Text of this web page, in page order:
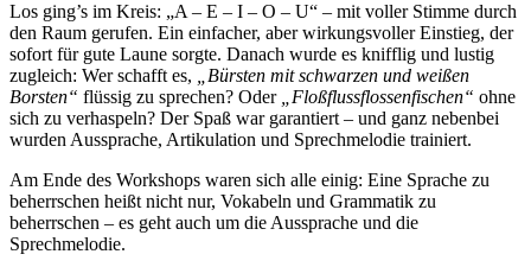
Los ging’s im Kreis: „A – E – I – O – U“ – mit voller Stimme durch
den Raum gerufen. Ein einfacher, aber wirkungsvoller Einstieg, der
sofort für gute Laune sorgte. Danach wurde es knifflig und lustig
zugleich: Wer schafft es, „Bürsten mit schwarzen und weißen
Borsten“ flüssig zu sprechen? Oder „Floßflussflossenfischen“ ohne
sich zu verhaspeln? Der Spaß war garantiert – und ganz nebenbei
wurden Aussprache, Artikulation und Sprechmelodie trainiert.
Am Ende des Workshops waren sich alle einig: Eine Sprache zu
beherrschen heißt nicht nur, Vokabeln und Grammatik zu
beherrschen – es geht auch um die Aussprache und die
Sprechmelodie.